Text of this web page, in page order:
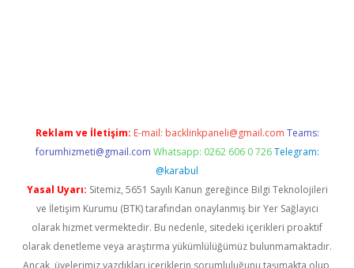
Reklam ve İletişim: E-mail: backlinkpaneli@gmail.com Teams:
forumhizmeti@gmail.com Whatsapp: 0262 606 0 726 Telegram:
@karabul
Yasal Uyarı: Sitemiz, 5651 Sayılı Kanun gereğince Bilgi Teknolojileri
ve İletişim Kurumu (BTK) tarafından onaylanmış bir Yer Sağlayıcı
olarak hizmet vermektedir. Bu nedenle, sitedeki içerikleri proaktif
olarak denetleme veya araştırma yükümlülüğümüz bulunmamaktadır.
Ancak, üyelerimiz yazdıkları içeriklerin sorumluluğunu taşımakta olup,